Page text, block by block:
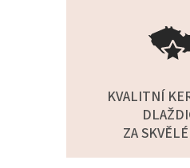
KVALITNÍ
ZA